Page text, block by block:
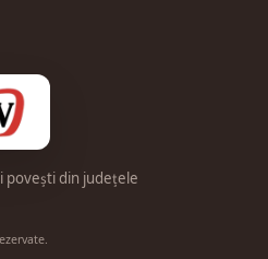
povești din județele